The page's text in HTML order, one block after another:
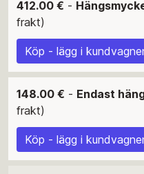
412.00 € -
frakt)
Köp - lägg i
148.00 € - Endast
frakt)
Köp - lägg i